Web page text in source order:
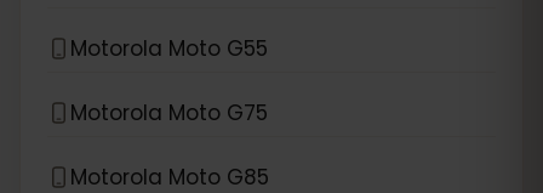
Motorola Moto G55
Motorola Moto G75
Motorola Moto G85